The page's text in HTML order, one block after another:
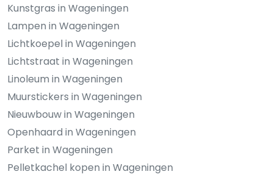
Kunstgras in Wageningen
Lampen in Wageningen
Lichtkoepel in Wageningen
Lichtstraat in Wageningen
Linoleum in Wageningen
Muurstickers in Wageningen
Nieuwbouw in Wageningen
Openhaard in Wageningen
Parket in Wageningen
Pelletkachel kopen in Wageningen